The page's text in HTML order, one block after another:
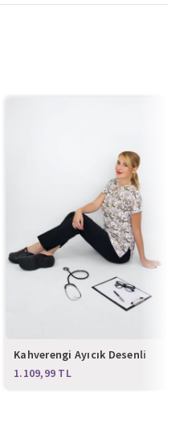
Kahverengi Ayıcık Desenli
Master Likra Alt Üst Takım
TL